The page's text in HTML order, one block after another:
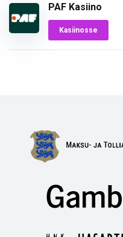
PAF Kasiino
Kasiinosse